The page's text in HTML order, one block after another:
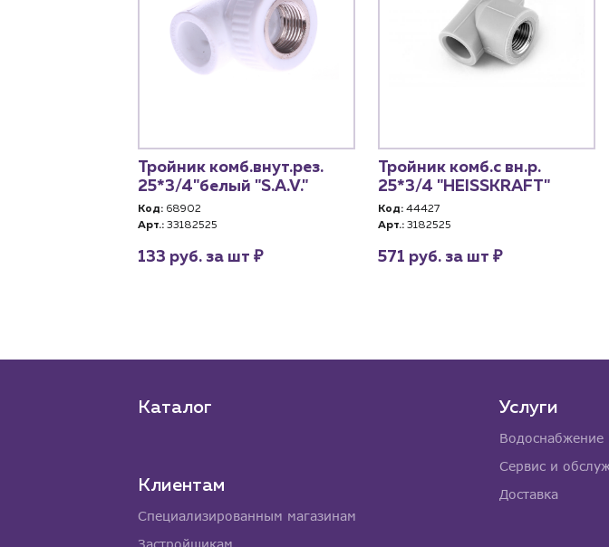
Тройник комб.внут.рез.
25*3/4"белый "S.A.V."
Код: 68902
Арт.: 33182525
133 руб. за шт ₽
Тройник комб.с вн.р.
25*3/4 "HEISSKRAFT"
Код: 44427
Арт.: 3182525
571 руб. за шт ₽
Каталог
Клиентам
Специализированным магазинам
Застройщикам
Услуги
Водоснабжение
Сервис и
Доставка